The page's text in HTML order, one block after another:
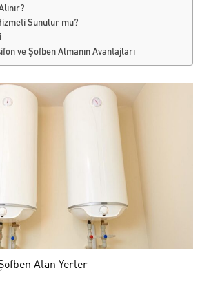
Sunulur mu?
ve Şofben Almanın Avantajları
Alan Yerler